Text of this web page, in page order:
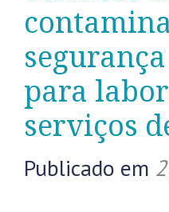
para
serviços
Publicado em